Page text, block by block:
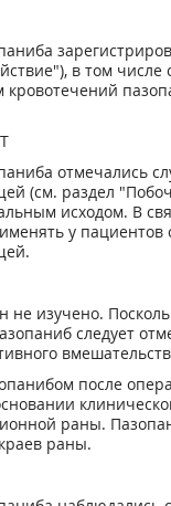
в том числе
отмечались
(см. раздел
исходом. В
у пациентов
изучено.
следует
после
раны.
раны.